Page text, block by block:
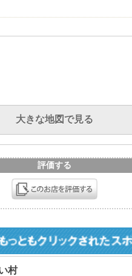
大きな地図で見る
評価する
村